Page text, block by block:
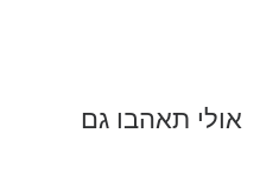
אולי תאהבו גם